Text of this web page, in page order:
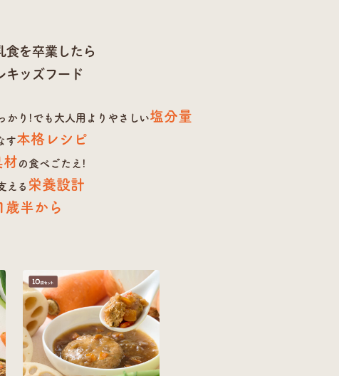
食を卒業したら
キッズフード
かり! でも大人用よりやさしい塩分量
す本格レシピ
材 の食べごたえ!
える 栄養設計
1歳半から